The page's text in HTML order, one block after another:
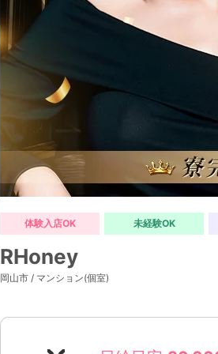
RHoney
岡山市 / マンション(個室)
体験入店OK 未経験OK